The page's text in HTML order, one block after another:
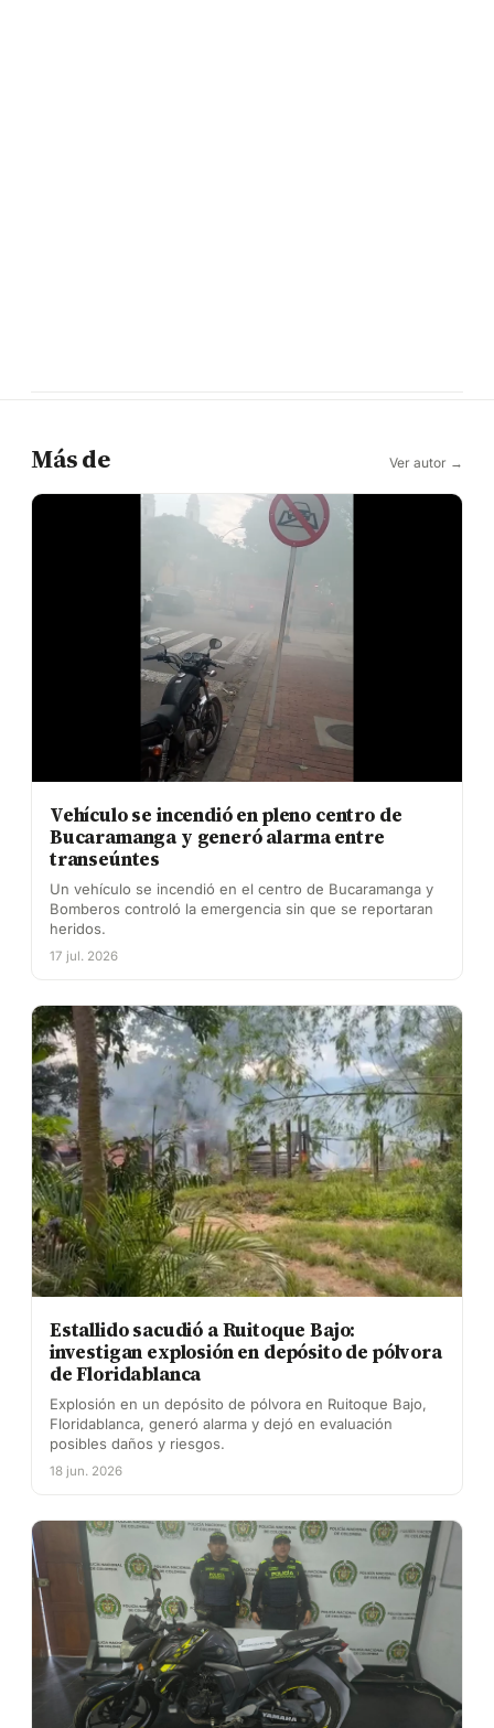
Más de Ver autor →
Vehículo se incendió en pleno centro de
Bucaramanga y generó alarma entre
transeúntes
Un vehículo se incendió en el centro de Bucaramanga y
Bomberos controló la emergencia sin que se reportaran
heridos.
17 jul. 2026
Estallido sacudió a Ruitoque Bajo:
investigan explosión en depósito de pólvora
de Floridablanca
Explosión en un depósito de pólvora en Ruitoque Bajo,
Floridablanca, generó alarma y dejó en evaluación
posibles daños y riesgos.
18 jun. 2026